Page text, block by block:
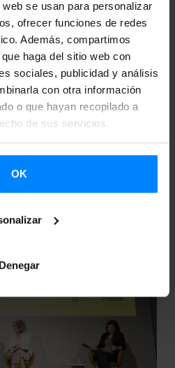
se usan para personalizar
ofrecer funciones de redes
Además, compartimos
haga del sitio web con
sociales, publicidad y análisis
con otra información
o que hayan recopilado a
de sus servicios.
OK
Denegar
26
Oct 2025
MUSIC.